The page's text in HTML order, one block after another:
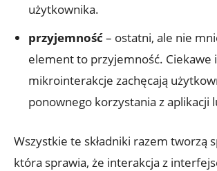
użytkownika.
przyjemność– ostatni, ale nie
element to przyjemność. Ciekawe
mikrointerakcje zachęcają
ponownego korzystania z aplikacji
Wszystkie te składniki razem tworzą
która sprawia, że interakcja z